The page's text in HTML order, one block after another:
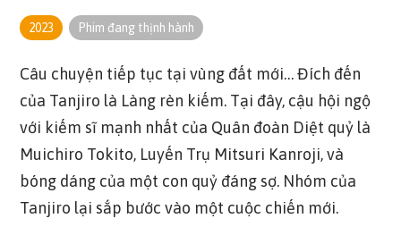
2023 Phim đang thịnh hành
Câu chuyện tiếp tục tại vùng đất mới… Đích đến
của Tanjiro là Làng rèn kiếm. Tại đây, cậu hội ngộ
với kiếm sĩ mạnh nhất của Quân đoàn Diệt quỷ là
Muichiro Tokito, Luyến Trụ Mitsuri Kanroji, và
bóng dáng của một con quỷ đáng sợ. Nhóm của
Tanjiro lại sắp bước vào một cuộc chiến mới.